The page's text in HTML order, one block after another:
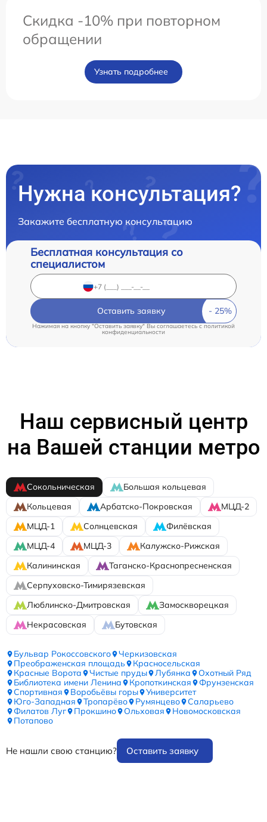
Скидка -10% при повторном
обращении
Узнать подробнее
Нужна консультация?
Закажите бесплатную консультацию
Бесплатная консультация со
специалистом
Оставить заявку
Нажимая на кнопку "Оставить заявку" Вы соглашаетесь cполитикой
конфиденциальности
Наш сервисный центр
на Вашей станции метро
Сокольническая
Большая кольцевая
Кольцевая
Арбатско-Покровская
МЦД-2
МЦД-1
Солнцевская
Филёвская
МЦД-4
МЦД-3
Калужско-Рижская
Калининская
Таганско-Краснопресненская
Серпуховско-Тимирязевская
Люблинско-Дмитровская
Замоскворецкая
Некрасовская
Бутовская
Бульвар Рокоссовского
Черкизовская
Преображенская площадь
Красносельская
Красные Ворота
Чистые пруды Лубянка
Охотный Ряд
Библиотека имени Ленина
Кропоткинская
Фрунзенская
Спортивная
Воробьёвы горы
Университет
Юго-Западная
Тропарёво Румянцево
Саларьево
Филатов Луг
Прокшино Ольховая
Новомосковская
Потапово
Не нашли свою станцию? Оставить заявку